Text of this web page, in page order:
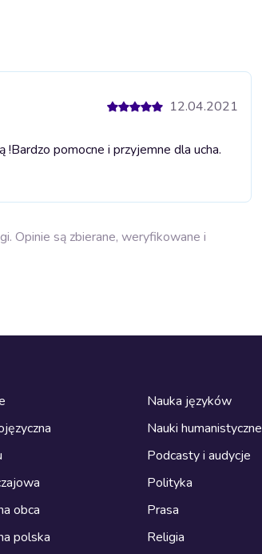
12.04.2021
!Bardzo pomocne i przyjemne dla ucha.
Opinie są zbierane, weryfikowane i
obca
polska
Nauka języków
Nauki humanistyczne
Podcasty i audycje
Polityka
Prasa
Religia